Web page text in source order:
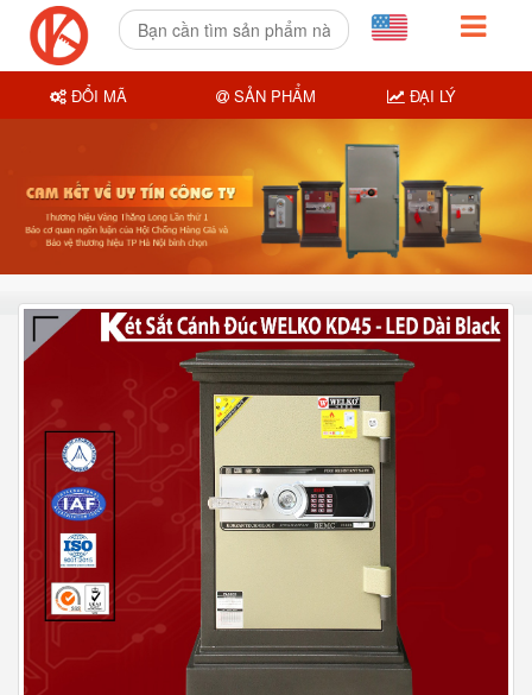
ĐỔI MÃ SẢN PHẨM ĐẠI LÝ